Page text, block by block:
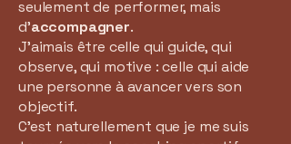
seulement de performer, mais
d’accompagner.
J’aimais être celle qui guide, qui
observe, qui motive : celle qui aide
une personne à avancer vers son
objectif.
C’est naturellement que je me suis